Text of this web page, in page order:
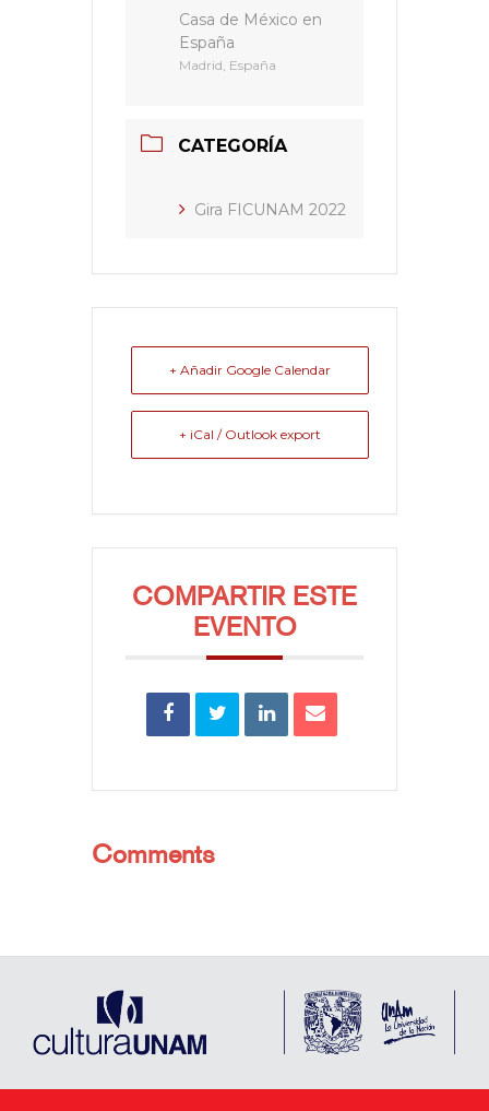
Casa de México en
España
Madrid, España
CATEGORÍA
Gira FICUNAM 2022
+ Añadir Google Calendar
+ iCal / Outlook export
COMPARTIR ESTE
EVENTO
Comments